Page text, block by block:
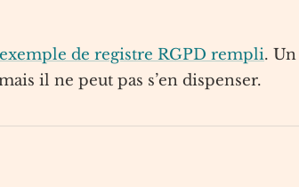
exemple de registre RGPD rempli. Un
il ne peut pas s’en dispenser.